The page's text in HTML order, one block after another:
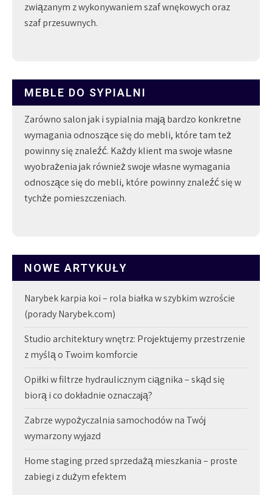
związanym z wykonywaniem szaf wnękowych oraz
szaf przesuwnych.
MEBLE DO SYPIALNI
Zarówno salon jak i sypialnia mają bardzo konkretne
wymagania odnoszące się do mebli, które tam też
powinny się znaleźć. Każdy klient ma swoje własne
wyobrażenia jak również swoje własne wymagania
odnoszące się do mebli, które powinny znaleźć się w
tychże pomieszczeniach.
NOWE ARTYKUŁY
Narybek karpia koi – rola białka w szybkim wzroście
(porady Narybek.com)
Studio architektury wnętrz: Projektujemy przestrzenie
z myślą o Twoim komforcie
Opiłki w filtrze hydraulicznym ciągnika – skąd się
biorą i co dokładnie oznaczają?
Zabrze wypożyczalnia samochodów na Twój
wymarzony wyjazd
Home staging przed sprzedażą mieszkania – proste
zabiegi z dużym efektem